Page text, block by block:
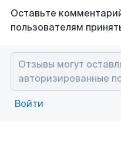
Оставьте
пользователям
Войти